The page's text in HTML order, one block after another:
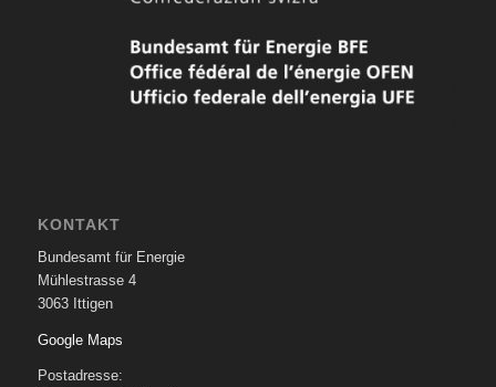
KONTAKT
Bundesamt für Energie
Mühlestrasse 4
3063 Ittigen
Google Maps
Postadresse: